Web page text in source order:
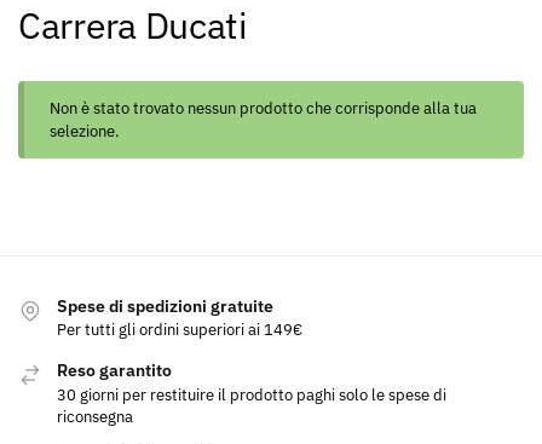
Carrera Ducati
Non è stato trovato nessun prodotto che corrisponde alla tua
selezione.
Spese di spedizioni gratuite
Per tutti gli ordini superiori ai 149€
Reso garantito
30 giorni per restituire il prodotto paghi solo le spese di
riconsegna